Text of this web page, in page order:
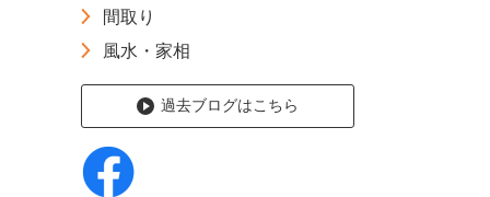
間取り
風水・家相
過去ブログはこちら